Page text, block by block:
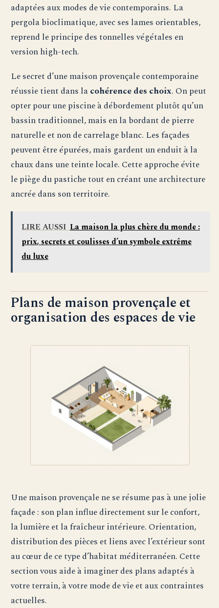
adaptées aux modes de vie contemporains. La
pergola bioclimatique, avec ses lames orientables,
reprend le principe des tonnelles végétales en
version high-tech.
Le secret d’une maison provençale contemporaine
réussie tient dans lacohérence des choix. On peut
opter pour une piscine à débordement plutôt qu’un
bassin traditionnel, mais en la bordant de pierre
naturelle et non de carrelage blanc. Les façades
peuvent être épurées, mais gardent un enduit à la
chaux dans une teinte locale. Cette approche évite
le piège du pastiche tout en créant une architecture
ancrée dans son territoire.
LIRE AUSSI La maison la plus chère du monde :
prix, secrets et coulisses d’un symbole extrême
du luxe
Plans de maison provençale et
organisation des espaces de vie
Une maison provençale ne se résume pas à une jolie
façade : son plan influe directement sur le confort,
la lumière et la fraîcheur intérieure. Orientation,
distribution des pièces et liens avec l’extérieur sont
au cœur de ce type d’habitat méditerranéen. Cette
section vous aide à imaginer des plans adaptés à
votre terrain, à votre mode de vie et aux contraintes
actuelles.